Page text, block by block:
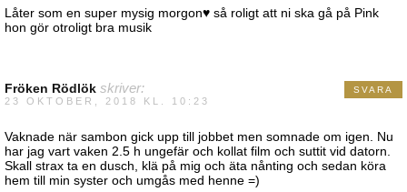
Låter som en super mysig morgon♥️ så roligt att ni ska gå på Pink
hon gör otroligt bra musik
Fröken Rödlök skriver:
23 OKTOBER, 2018 KL. 10:23
Vaknade när sambon gick upp till jobbet men somnade om igen. Nu
har jag vart vaken 2.5 h ungefär och kollat film och suttit vid datorn.
Skall strax ta en dusch, klä på mig och äta nånting och sedan köra
hem till min syster och umgås med henne =)
SVARA